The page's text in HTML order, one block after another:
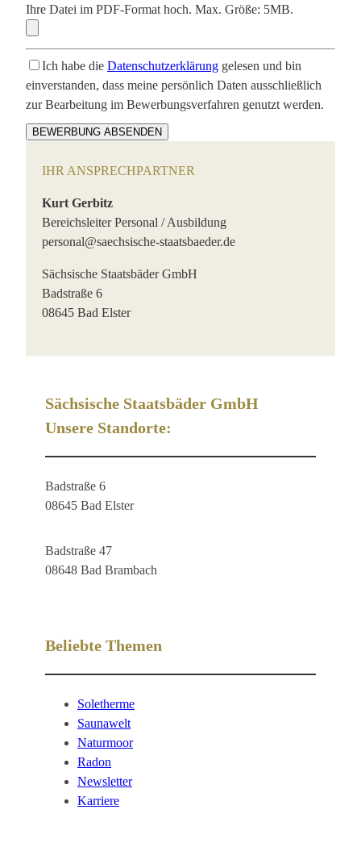
Ihre Datei im PDF-Format hoch. Max. Größe: 5MB.
Ich habe die Datenschutzerklärung gelesen und bin
einverstanden, dass meine persönlich Daten ausschließlich
zur Bearbeitung im Bewerbungsverfahren genutzt werden.
IHR ANSPRECHPARTNER
Kurt Gerbitz
Bereichsleiter Personal / Ausbildung
personal@saechsische-staatsbaeder.de
Sächsische Staatsbäder GmbH
Badstraße 6
08645 Bad Elster
Sächsische Staatsbäder GmbH
Unsere Standorte:
Badstraße 6
08645 Bad Elster
Badstraße 47
08648 Bad Brambach
Beliebte Themen
Soletherme
Saunawelt
Naturmoor
Radon
Newsletter
Karriere